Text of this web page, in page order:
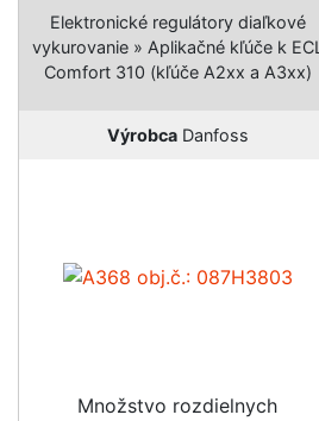
Elektronické regulátory diaľkové
vykurovanie » Aplikačné kľúče k ECL
Comfort 310 (kľúče A2xx a A3xx)
VýrobcaDanfoss
Množstvo rozdielnych